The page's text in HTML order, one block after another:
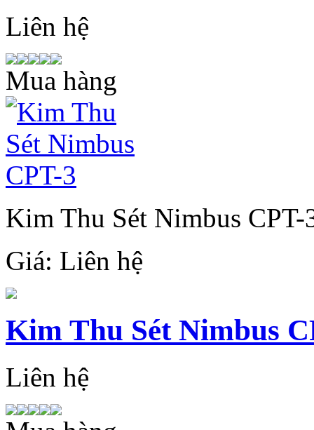
Liên hệ
Mua hàng
Kim Thu Sét Nimbus CPT-
Giá: Liên hệ
Kim Thu Sét Nimbus
Liên hệ